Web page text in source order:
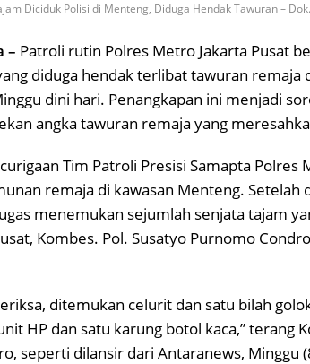
Diciduk Polisi di Menteng, Diduga Hendak Tawuran –
– Patroli rutin Polres Metro Jakarta Pusat
diduga hendak terlibat tawuran remaja
dini hari. Penangkapan ini menjadi
angka tawuran remaja yang
Tim Patroli Presisi Samapta Polres
remaja di kawasan Menteng. Setelah
menemukan sejumlah senjata tajam
Kombes. Pol. Susatyo Purnomo
ditemukan celurit dan satu bilah
HP dan satu karung botol kaca,” terang
seperti dilansir dari Antaranews, Minggu